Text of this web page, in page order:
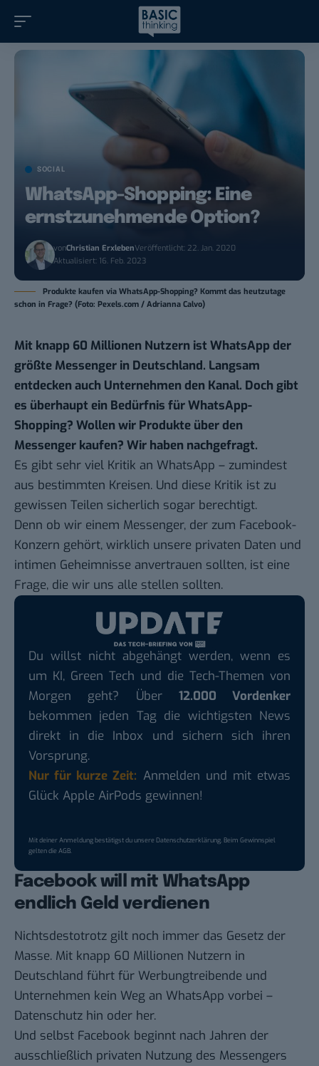
SOCIAL
WhatsApp-Shopping: Eine
ernstzunehmende Option?
vonChristian ErxlebenVeröffentlicht: 22. Jan. 2020
Aktualisiert: 16. Feb. 2023
Produkte kaufen via WhatsApp-Shopping? Kommt das heutzutage
schon in Frage? (Foto: Pexels.com / Adrianna Calvo)
Mit knapp 60 Millionen Nutzern ist WhatsApp der
größte Messenger in Deutschland. Langsam
entdecken auch Unternehmen den Kanal. Doch gibt
es überhaupt ein Bedürfnis für WhatsApp-
Shopping? Wollen wir Produkte über den
Messenger kaufen? Wir haben nachgefragt.
Es gibt sehr viel Kritik an WhatsApp – zumindest
aus bestimmten Kreisen. Und diese Kritik ist zu
gewissen Teilen sicherlich sogar berechtigt.
Denn ob wir einem Messenger, der zum Facebook-
Konzern gehört, wirklich unsere privaten Daten und
intimen Geheimnisse anvertrauen sollten, ist eine
Frage, die wir uns alle stellen sollten.
Du willst nicht abgehängt werden, wenn es
um KI, Green Tech und die Tech-Themen von
Morgen geht? Über 12.000 Vordenker
bekommen jeden Tag die wichtigsten News
direkt in die Inbox und sichern sich ihren
Vorsprung.
Nur für kurze Zeit: Anmelden und mit etwas
Glück Apple AirPods gewinnen!
Mit deiner Anmeldung bestätigst du unsereDatenschutzerklärung. Beim Gewinnspiel
gelten dieAGB.
Facebook will mit WhatsApp
endlich Geld verdienen
Nichtsdestotrotz gilt noch immer das Gesetz der
Masse. Mit knapp 60 Millionen Nutzern in
Deutschland führt für Werbungtreibende und
Unternehmen kein Weg an WhatsApp vorbei –
Datenschutz hin oder her.
Und selbst Facebook beginnt nach Jahren der
ausschließlich privaten Nutzung des Messengers